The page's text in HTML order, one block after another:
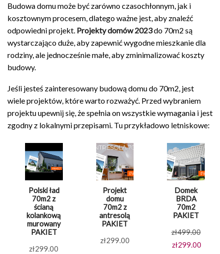
Budowa domu może być zarówno czasochłonnym, jak i
kosztownym procesem, dlatego ważne jest, aby znaleźć
odpowiedni projekt. Projekty domów 2023do 70m2 są
wystarczająco duże, aby zapewnić wygodne mieszkanie dla
rodziny, ale jednocześnie małe, aby zminimalizować koszty
budowy.
Jeśli jesteś zainteresowany budową domu do 70m2, jest
wiele projektów, które warto rozważyć. Przed wybraniem
projektu upewnij się, że spełnia on wszystkie wymagania i jest
zgodny z lokalnymi przepisami. Tu przykładowo letniskowe:
Polski ład
70m2 z
ścianą
kolankową
murowany
PAKIET
zł299.00
Projekt
domu
70m2 z
antresolą
PAKIET
zł299.00
Domek
BRDA
70m2
PAKIET
zł499.00
cena
zł299.00